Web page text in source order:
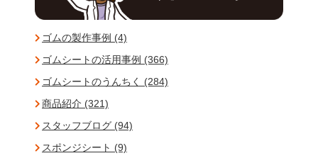
ゴムの製作事例 (4)
ゴムシートの活用事例 (366)
ゴムシートのうんちく (284)
商品紹介 (321)
スタッフブログ (94)
スポンジシート (9)